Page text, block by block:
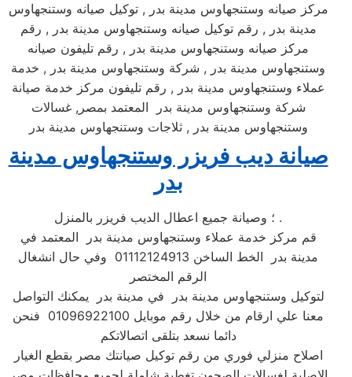
مركز صيانه وستنجهاوس مدينة بدر , توكيل صيانه وستنجهاوس
مدينة بدر , رقم توكيل صيانه وستنجهاوس مدينة بدر , رقم
مركز صيانه وستنجهاوس مدينة بدر , رقم تليفون صيانه
وستنجهاوس مدينة بدر , شركة وستنجهاوس مدينة بدر , خدمة
عملاء وستنجهاوس مدينة بدر , رقم تليفون مركز خدمة صيانة
شركة وستنجهاوس مدينة بدر المعتمد بمصر, غسالات
وستنجهاوس مدينة بدر , ثلاجات وستنجهاوس مدينة بدر
صيانة ديب فريزر وستنجهاوس مدينة
بدر
؛ وصيانة جميع اعطال الديب فريزر بالمنزل .
قم مركز خدمة عملاء وستنجهاوس مدينة بدر المعتمد في
مدينة بدر الخط الساخن 01112124913 وفي حال انشغال
الرقم المختصر
لتوكيل وستنجهاوس مدينة بدر في مدينة بدر يمكنك التواصل
معنا علي ارقام من خلال رقم موبايل 01096922100 فنحن
دائما نسعد بتلقى اتصالاتكم
اصلاح منزلي فوري من رقم توكيل صيانتك مصر بقطع الغيار